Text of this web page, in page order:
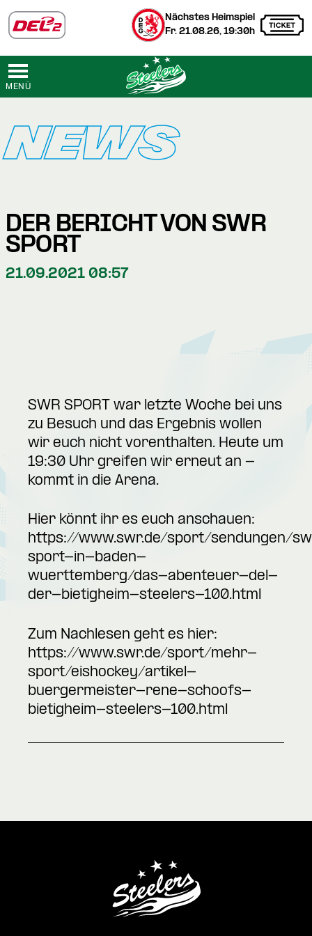
Nächstes Heimspiel
Fr. 21.08.26, 19:30h
MENÜ
NEWS
DER BERICHT VON SWR
SPORT
21.09.2021 08:57
SWR SPORT war letzte Woche bei uns
zu Besuch und das Ergebnis wollen
wir euch nicht vorenthalten. Heute um
19:30 Uhr greifen wir erneut an -
kommt in die Arena.
Hier könnt ihr es euch anschauen:
https://www.swr.de/sport/sendungen/
sport-in-baden-
wuerttemberg/das-abenteuer-del-
der-bietigheim-steelers-100.html
Zum Nachlesen geht es hier:
https://www.swr.de/sport/mehr-
sport/eishockey/artikel-
buergermeister-rene-schoofs-
bietigheim-steelers-100.html